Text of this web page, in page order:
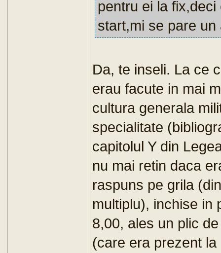
pentru ei la
start,mi se pare
Da, te inseli. La ce
erau facute in mai
cultura generala
specialitate
capitolul Y din
nu mai retin daca
raspuns pe grila
multiplu), inchise in
8,00, ales un plic
(care era prezent